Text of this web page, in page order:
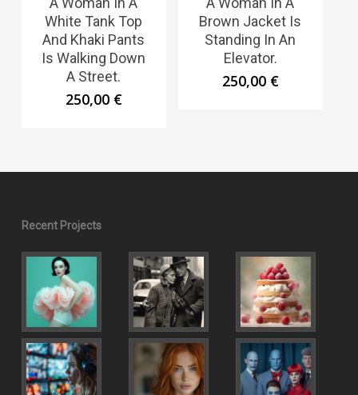
White Tank Top
And Khaki Pants
Is Walking Down
A Street.
250,00 €
Brown Jacket Is
Standing In An
Elevator.
250,00 €
Recent Projects